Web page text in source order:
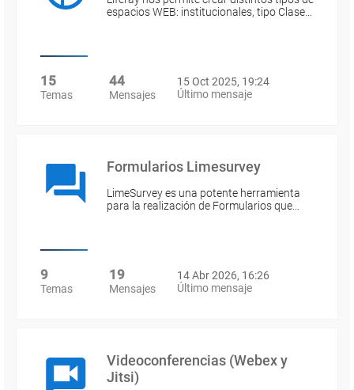
espacios WEB: institucionales, tipo Clase…
15
Temas
44
Mensajes
15 Oct 2025, 19:24
Último mensaje
Formularios Limesurvey
LimeSurvey es una potente herramienta
para la realización de Formularios que…
9
Temas
19
Mensajes
14 Abr 2026, 16:26
Último mensaje
Videoconferencias (Webex y
Jitsi)